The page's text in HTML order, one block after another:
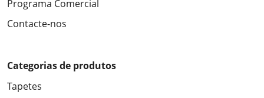
Programa Comercial
Contacte-nos
Categorias de produtos
Tapetes